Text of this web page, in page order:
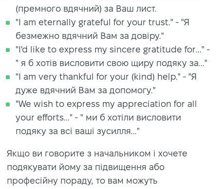
(премного вдячний) за Ваш лист.
"I am eternally grateful for your trust." - "Я
безмежно вдячний Вам за довіру."
"I'd like to express my sincere gratitude for..." -
" я б хотів висловити свою щиру подяку за..."
"I am very thankful for your (kind) help." - "Я
дуже вдячний Вам за допомогу."
"We wish to express my appreciation for all
your efforts..." - " ми б хотіли висловити
подяку за всі ваші зусилля..."
Якщо ви говорите з начальником і хочете
подякувати йому за підвищення або
професійну пораду, то вам можуть